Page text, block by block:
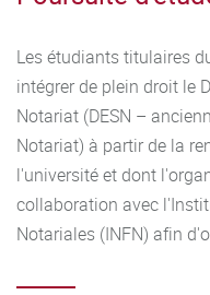
Master 2 formation
commission évalue le
au parcours
DMN, M1..) ainsi qu’à
Les étudiants titulaires
intégrer de plein droit le
Notariat (DESN –
Notariat) à partir de la
l'université et dont
collaboration avec
Notariales (INFN) afin